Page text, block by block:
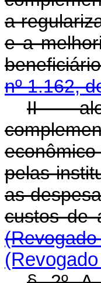
a
e a
nº 1.162,
II -
pelas
as
custos